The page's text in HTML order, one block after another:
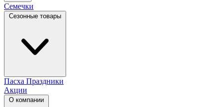
Семечки
Сезонные товары
Пасха Праздники
Акции
О компании